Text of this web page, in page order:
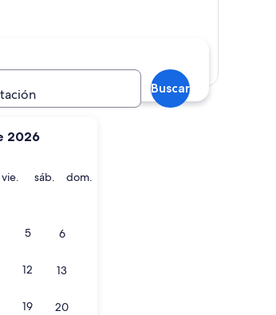
2026
vie. viernes
sáb. sábado
dom.
5 6
12 13
19 20
Buscar